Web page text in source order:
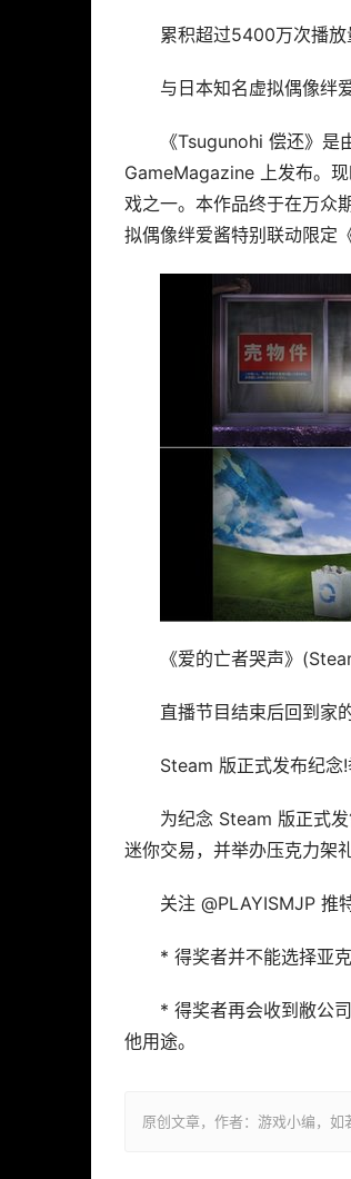
累积超过5400万次播
与日本知名虚拟偶像绊
《Tsugunohi 偿还》
GameMagazine 上发布。
戏之一。本作品终于在万众
拟偶像绊爱酱特别联动限定
《爱的亡者哭声》
直播节目结束后回到家
Steam 版正式发布纪念
为纪念 Steam 版正式
迷你交易，并举办压克力架
关注 @PLAYISMJP 推
* 得奖者并不能选择亚克
* 得奖者再会收到敝公
他用途。
原创文章，作者：游戏小编，